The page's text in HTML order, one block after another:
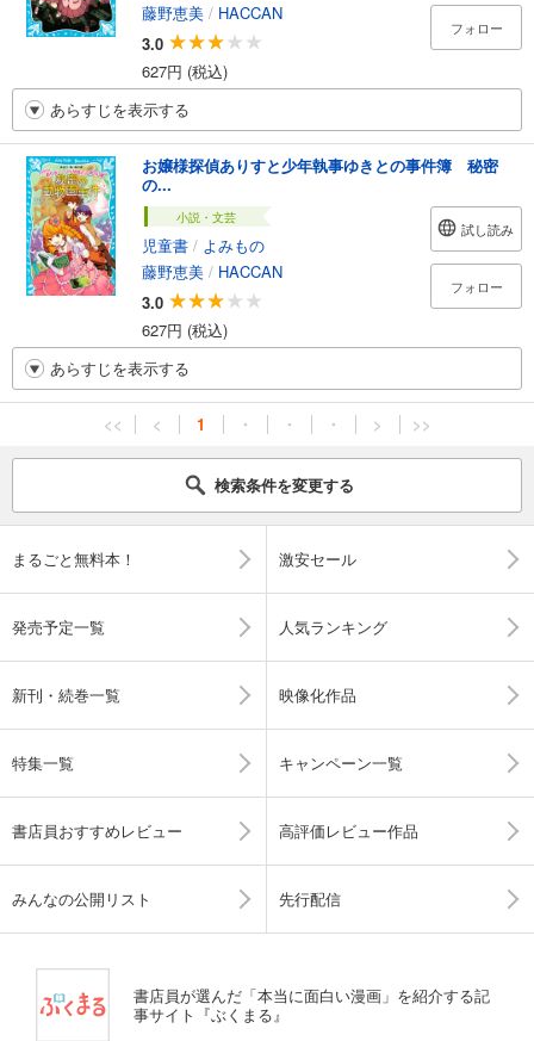
藤野恵美 / HACCAN
3.0
627円 (税込)
フォロー
あらすじを表示する
お嬢様探偵ありすと少年執事ゆきとの事件簿 秘密
の...
小説・文芸
児童書 / よみもの
藤野恵美 / HACCAN
3.0
627円 (税込)
試し読み
フォロー
あらすじを表示する
<< < 1 ・ ・ ・ > >>
検索条件を変更する
まるごと無料本！ 激安セール
発売予定一覧 人気ランキング
新刊・続巻一覧 映像化作品
特集一覧 キャンペーン一覧
書店員おすすめレビュー 高評価レビュー作品
みんなの公開リスト 先行配信
書店員が選んだ「本当に面白い漫画」を紹介する記
事サイト『ぶくまる』